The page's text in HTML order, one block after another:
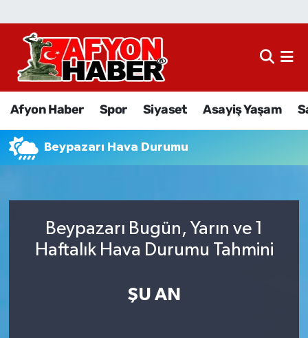
Afyon Haber Spor Siyaset Asayiş Yaşam
Beypazarı Hava Durumu
Beypazarı Bugün, Yarın ve 1
Haftalık Hava Durumu Tahmini
ŞU AN
Afyon Haber
Asayiş Yaşam
Eğitim